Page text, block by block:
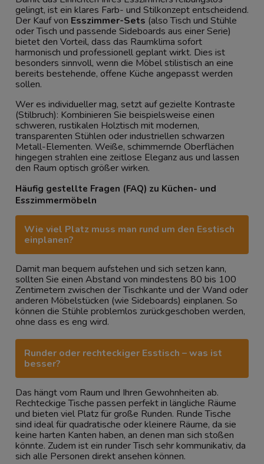
gelingt, ist ein klares Farb- und Stilkonzept entscheidend.
Der Kauf von Esszimmer-Sets (also Tisch und Stühle
oder Tisch und passende Sideboards aus einer Serie)
bietet den Vorteil, dass das Raumklima sofort
harmonisch und professionell geplant wirkt. Dies ist
besonders sinnvoll, wenn die Möbel stilistisch an eine
bereits bestehende, offene Küche angepasst werden
sollen.
Wer es individueller mag, setzt auf gezielte Kontraste
(Stilbruch): Kombinieren Sie beispielsweise einen
schweren, rustikalen Holztisch mit modernen,
transparenten Stühlen oder industriellen schwarzen
Metall-Elementen. Weiße, schimmernde Oberflächen
hingegen strahlen eine zeitlose Eleganz aus und lassen
den Raum optisch größer wirken.
Häufig gestellte Fragen (FAQ) zu Küchen- und
Esszimmermöbeln
Wie viel Platz muss man rund um den Esstisch
einplanen?
Damit man bequem aufstehen und sich setzen kann,
sollten Sie einen Abstand von mindestens 80 bis 100
Zentimetern zwischen der Tischkante und der Wand oder
anderen Möbelstücken (wie Sideboards) einplanen. So
können die Stühle problemlos zurückgeschoben werden,
ohne dass es eng wird.
Runder oder rechteckiger Esstisch – was ist
besser?
Das hängt vom Raum und Ihren Gewohnheiten ab.
Rechteckige Tische passen perfekt in längliche Räume
und bieten viel Platz für große Runden. Runde Tische
sind ideal für quadratische oder kleinere Räume, da sie
keine harten Kanten haben, an denen man sich stoßen
könnte. Zudem ist ein runder Tisch sehr kommunikativ, da
sich alle Personen direkt ansehen können.